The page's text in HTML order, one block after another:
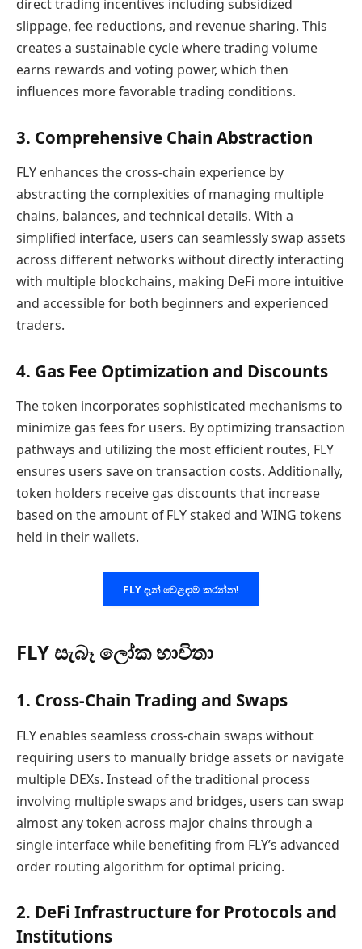
direct trading incentives including subsidized
slippage, fee reductions, and revenue sharing. This
creates a sustainable cycle where trading volume
earns rewards and voting power, which then
influences more favorable trading conditions.
3. Comprehensive Chain Abstraction
FLY enhances the cross-chain experience by
abstracting the complexities of managing multiple
chains, balances, and technical details. With a
simplified interface, users can seamlessly swap assets
across different networks without directly interacting
with multiple blockchains, making DeFi more intuitive
and accessible for both beginners and experienced
traders.
4. Gas Fee Optimization and Discounts
The token incorporates sophisticated mechanisms to
minimize gas fees for users. By optimizing transaction
pathways and utilizing the most efficient routes, FLY
ensures users save on transaction costs. Additionally,
token holders receive gas discounts that increase
based on the amount of FLY staked and WING tokens
held in their wallets.
FLY දැන් වෙළඳාම කරන්න!
FLY සැබෑ ලෝක භාවිතා
1. Cross-Chain Trading and Swaps
FLY enables seamless cross-chain swaps without
requiring users to manually bridge assets or navigate
multiple DEXs. Instead of the traditional process
involving multiple swaps and bridges, users can swap
almost any token across major chains through a
single interface while benefiting from FLY’s advanced
order routing algorithm for optimal pricing.
2. DeFi Infrastructure for Protocols and
Institutions